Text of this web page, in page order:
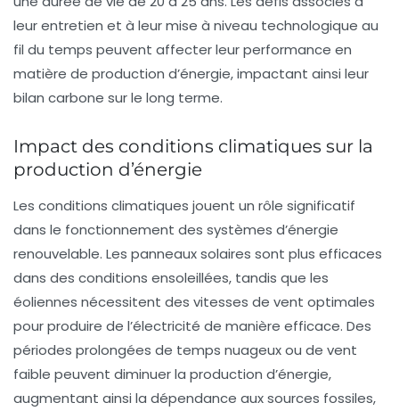
leur entretien et à leur mise à niveau technologique au
fil du temps peuvent affecter leur performance en
matière de production d’énergie, impactant ainsi leur
bilan carbone sur le long terme.
Impact des conditions climatiques sur la
production d’énergie
Les conditions climatiques jouent un rôle significatif
dans le fonctionnement des systèmes d’énergie
renouvelable. Les panneaux solaires sont plus efficaces
dans des conditions ensoleillées, tandis que les
éoliennes nécessitent des vitesses de vent optimales
pour produire de l’électricité de manière efficace. Des
périodes prolongées de temps nuageux ou de vent
faible peuvent diminuer la production d’énergie,
augmentant ainsi la dépendance aux sources fossiles,